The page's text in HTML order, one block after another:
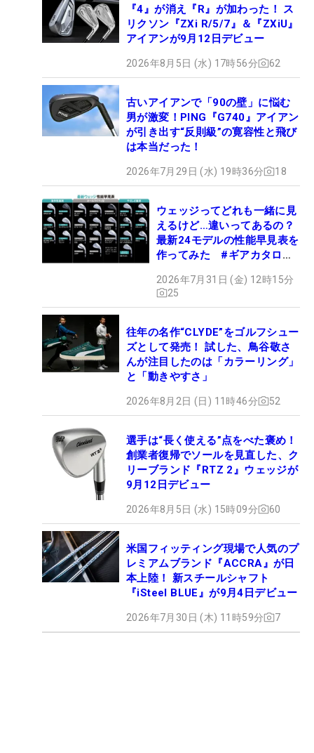
『4』が消え『R』が加わった！ ス
リクソン『ZXi R/5/7』＆『ZXiU』
アイアンが9月12日デビュー
2026年8月5日 (水) 17時56分 62
古いアイアンで「90の壁」に悩む
男が激変！PING『G740』アイアン
が引き出す“反則級”の寛容性と飛び
は本当だった！
2026年7月29日 (水) 19時36分 18
ウェッジってどれも一緒に見
えるけど…違いってあるの？
最新24モデルの性能早見表を
作ってみた #ギアカタログ
2026年7月31日 (金) 12時15分
25
往年の名作“CLYDE”をゴルフシュー
ズとして発売！ 試した、鳥谷敬さ
んが注目したのは「カラーリング」
と「動きやすさ」
2026年8月2日 (日) 11時46分 52
選手は“長く使える”点をべた褒め！
創業者復帰でソールを見直した、ク
リーブランド『RTZ 2』ウェッジが
9月12日デビュー
2026年8月5日 (水) 15時09分 60
米国フィッティング現場で人気のプ
レミアムブランド『ACCRA』が日
本上陸！ 新スチールシャフト
『iSteel BLUE』が9月4日デビュー
2026年7月30日 (木) 11時59分 7